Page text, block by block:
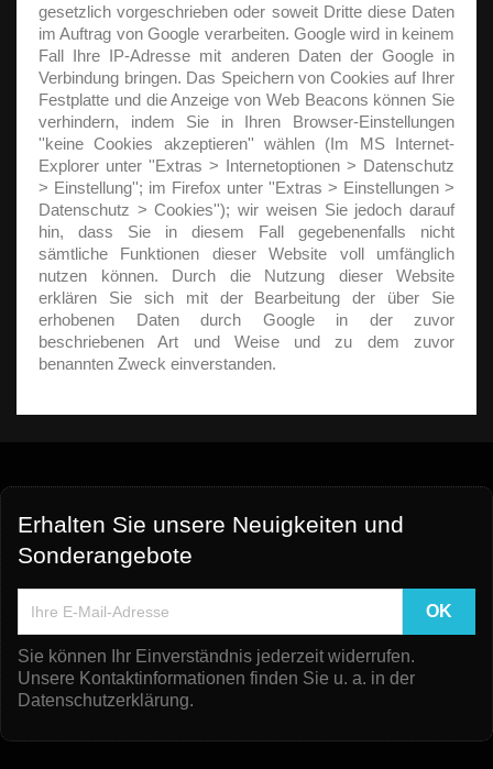
gesetzlich vorgeschrieben oder soweit Dritte diese Daten
im Auftrag von Google verarbeiten. Google wird in keinem
Fall Ihre IP-Adresse mit anderen Daten der Google in
Verbindung bringen. Das Speichern von Cookies auf Ihrer
Festplatte und die Anzeige von Web Beacons können Sie
verhindern, indem Sie in Ihren Browser-Einstellungen
''keine Cookies akzeptieren'' wählen (Im MS Internet-
Explorer unter ''Extras > Internetoptionen > Datenschutz
> Einstellung''; im Firefox unter ''Extras > Einstellungen >
Datenschutz > Cookies''); wir weisen Sie jedoch darauf
hin, dass Sie in diesem Fall gegebenenfalls nicht
sämtliche Funktionen dieser Website voll umfänglich
nutzen können. Durch die Nutzung dieser Website
erklären Sie sich mit der Bearbeitung der über Sie
erhobenen Daten durch Google in der zuvor
beschriebenen Art und Weise und zu dem zuvor
benannten Zweck einverstanden.
Erhalten Sie unsere Neuigkeiten und
Sonderangebote
Sie können Ihr Einverständnis jederzeit widerrufen.
Unsere Kontaktinformationen finden Sie u. a. in der
Datenschutzerklärung.